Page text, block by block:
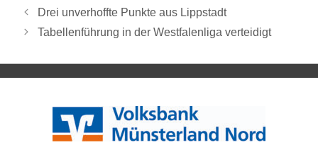
Drei unverhoffte Punkte aus Lippstadt
Tabellenführung in der Westfalenliga verteidigt